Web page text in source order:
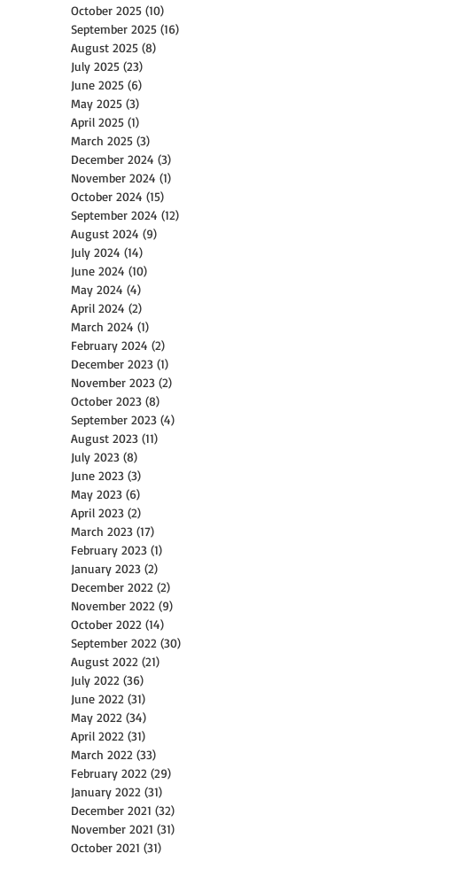
October 2025 (10)
September 2025 (16)
August 2025 (8)
July 2025 (23)
June 2025 (6)
May 2025 (3)
April 2025 (1)
March 2025 (3)
December 2024 (3)
November 2024 (1)
October 2024 (15)
September 2024 (12)
August 2024 (9)
July 2024 (14)
June 2024 (10)
May 2024 (4)
April 2024 (2)
March 2024 (1)
February 2024 (2)
December 2023 (1)
November 2023 (2)
October 2023 (8)
September 2023 (4)
August 2023 (11)
July 2023 (8)
June 2023 (3)
May 2023 (6)
April 2023 (2)
March 2023 (17)
February 2023 (1)
January 2023 (2)
December 2022 (2)
November 2022 (9)
October 2022 (14)
September 2022 (30)
August 2022 (21)
July 2022 (36)
June 2022 (31)
May 2022 (34)
April 2022 (31)
March 2022 (33)
February 2022 (29)
January 2022 (31)
December 2021 (32)
November 2021 (31)
October 2021 (31)